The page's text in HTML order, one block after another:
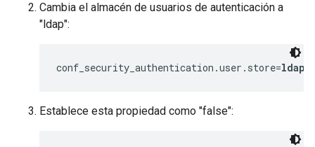
Cambia el almacén de usuarios de autenticación a
"ldap":
conf_security_authentication.user.store=ldap
Establece esta propiedad como "false":